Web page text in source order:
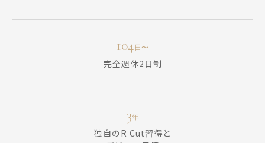
104 日〜
完全週休2日制
3年
独自のR Cut習得と